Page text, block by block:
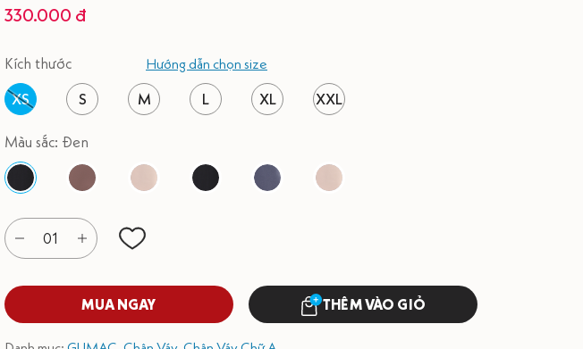
330.000 đ
Kích thước Hướng dẫn chọn size
XS S M L XL XXL
Màu sắc: Đen
01
MUA NGAY THÊM VÀO GIỎ